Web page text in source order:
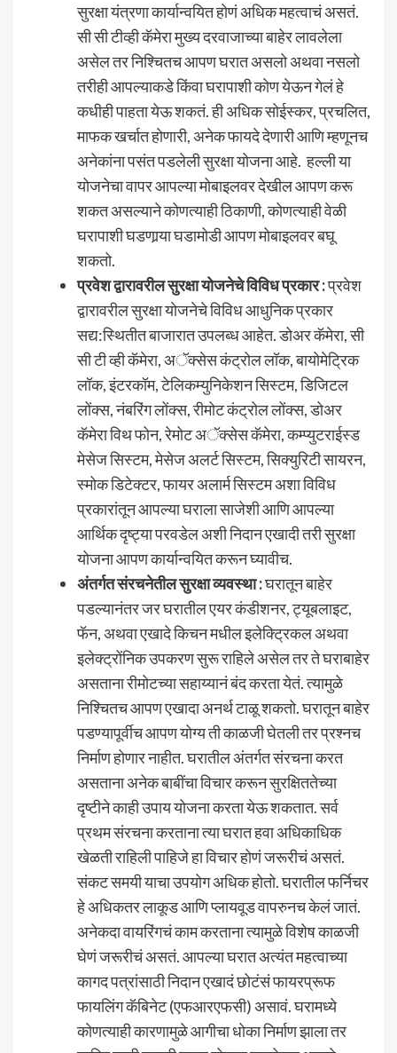
सुरक्षा यंत्रणा कार्यान्वयित होणं अधिक महत्वाचं असतं.
सी सी टीव्ही कॅमेरा मुख्य दरवाजाच्या बाहेर लावलेला
असेल तर निश्चितच आपण घरात असलो अथवा नसलो
तरीही आपल्याकडे किंवा घरापाशी कोण येऊन गेलं हे
कधीही पाहता येऊ शकतं. ही अधिक सोईस्कर, प्रचलित,
माफक खर्चात होणारी, अनेक फायदे देणारी आणि म्हणूनच
अनेकांना पसंत पडलेली सुरक्षा योजना आहे. हल्ली या
योजनेचा वापर आपल्या मोबाइलवर देखील आपण करू
शकत असल्याने कोणत्याही ठिकाणी, कोणत्याही वेळी
घरापाशी घडणार्‍या घडामोडी आपण मोबाइलवर बघू
शकतो.
प्रवेश द्वारावरील सुरक्षा योजनेचे विविध प्रकार :प्रवेश
द्वारावरील सुरक्षा योजनेचे विविध आधुनिक प्रकार
सद्य:स्थितीत बाजारात उपलब्ध आहेत. डोअर कॅमेरा, सी
सी टी व्ही कॅमेरा, अॅक्सेस कंट्रोल लॉक, बायोमेट्रिक
लॉक, इंटरकॉम, टेलिकम्युनिकेशन सिस्टम, डिजिटल
लोंक्स, नंबरिंग लोंक्स, रीमोट कंट्रोल लोंक्स, डोअर
कॅमेरा विथ फोन, रेमोट अॅक्सेस कॅमेरा, कम्प्युटराईस्ड
मेसेज सिस्टम, मेसेज अलर्ट सिस्टम, सिक्युरिटी सायरन,
स्मोक डिटेक्टर, फायर अलार्म सिस्टम अशा विविध
प्रकारांतून आपल्या घराला साजेशी आणि आपल्या
आर्थिक दृष्ट्या परवडेल अशी निदान एखादी तरी सुरक्षा
योजना आपण कार्यान्वयित करून घ्यावीच.
अंतर्गत संरचनेतील सुरक्षा व्यवस्था :घरातून बाहेर
पडल्यानंतर जर घरातील एयर कंडीशनर, ट्यूबलाइट,
फॅन, अथवा एखादे किचन मधील इलेक्ट्रिकल अथवा
इलेक्ट्रोंनिक उपकरण सुरू राहिले असेल तर ते घराबाहेर
असताना रीमोटच्या सहाय्यानं बंद करता येतं. त्यामुळे
निश्चितच आपण एखादा अनर्थ टाळू शकतो. घरातून बाहेर
पडण्यापूर्वीच आपण योग्य ती काळजी घेतली तर प्रश्नच
निर्माण होणार नाहीत. घरातील अंतर्गत संरचना करत
असताना अनेक बाबींचा विचार करून सुरक्षिततेच्या
दृष्टीने काही उपाय योजना करता येऊ शकतात. सर्व
प्रथम संरचना करताना त्या घरात हवा अधिकाधिक
खेळती राहिली पाहिजे हा विचार होणं जरूरीचं असतं.
संकट समयी याचा उपयोग अधिक होतो. घरातील फर्निचर
हे अधिकतर लाकूड आणि प्लायवूड वापरुनच केलं जातं.
अनेकदा वायरिंगचं काम करताना त्यामुळे विशेष काळजी
घेणं जरूरीचं असतं. आपल्या घरात अत्यंत महत्वाच्या
कागद पत्रांसाठी निदान एखादं छोटंसं फायरप्रूफ
फायलिंग कॅबिनेट (एफआरएफसी) असावं. घरामध्ये
कोणत्याही कारणामुळे आगीचा धोका निर्माण झाला तर